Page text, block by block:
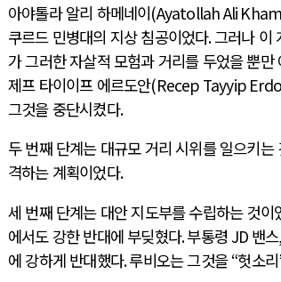
아야톨라 알리 하메네이(Ayatollah Ali
쿠르드 민병대의 지상 침공이었다.그러나 이
가 그러한 자살적 모험과 거리를 두었을 뿐만
제프 타이이프 에르도안(Recep Tayyip
그것을 중단시켰다.
두 번째 단계는 대규모 거리 시위를 일으키는
격하는 계획이었다.
세 번째 단계는 대안 지도부를 수립하는 것이
에서도 강한 반대에 부딪혔다.부통령JD 밴스,
에 강하게 반대했다.루비오는 그것을“헛소리